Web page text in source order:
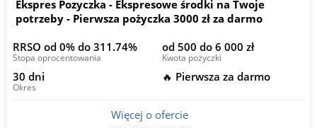
Ekspres Pozyczka - Ekspresowe środki na Twoje
potrzeby - Pierwsza pożyczka 3000 zł za darmo
RRSO od 0% do 311.74%
Stopa oprocentowania
od 500 do 6 000 zł
Kwota pożyczki
30 dni
Okres
🔥 Pierwsza za darmo
Więcej o ofercie